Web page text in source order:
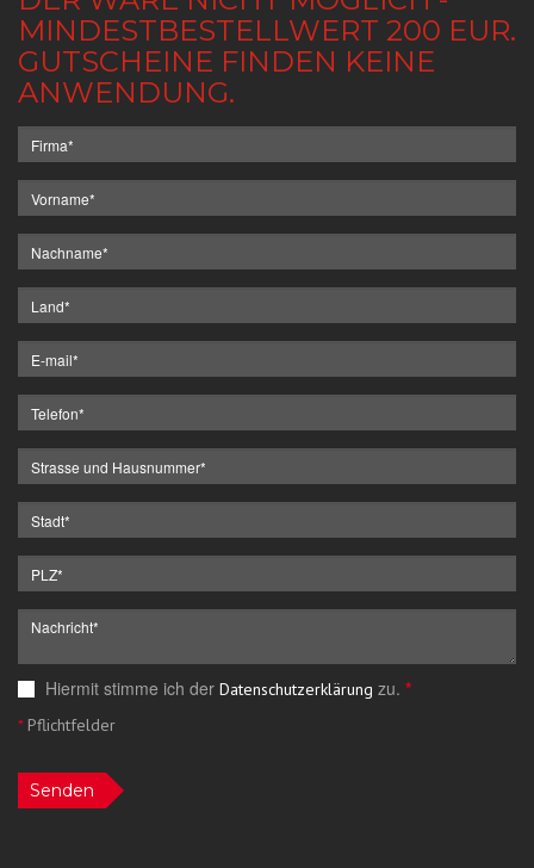
MINDESTBESTELLWERT 200 EUR.
GUTSCHEINE FINDEN KEINE
ANWENDUNG.
Hiermit stimme ich der Datenschutzerklärung zu. *
*Pflichtfelder
Senden